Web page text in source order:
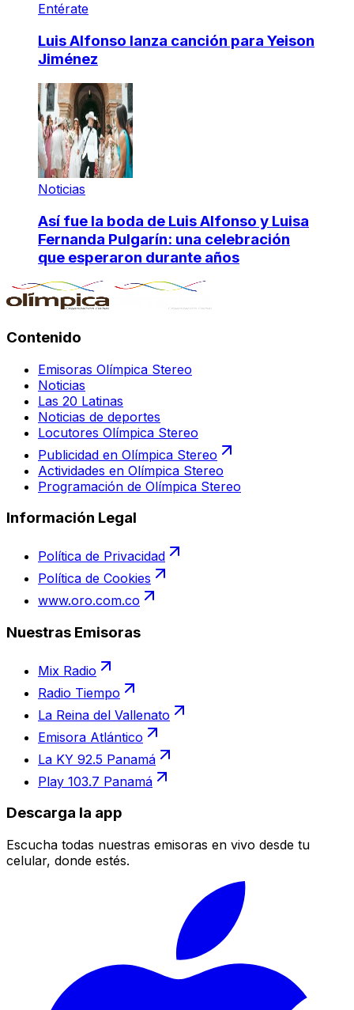
Entérate
Luis Alfonso lanza canción para Yeison
Jiménez
Noticias
Así fue la boda de Luis Alfonso y Luisa
Fernanda Pulgarín: una celebración
que esperaron durante años
Contenido
Emisoras Olímpica Stereo
Noticias
Las 20 Latinas
Noticias de deportes
Locutores Olímpica Stereo
Publicidad en Olímpica Stereo
Actividades en Olímpica Stereo
Programación de Olímpica Stereo
Información Legal
Política de Privacidad
Política de Cookies
www.oro.com.co
Nuestras Emisoras
Mix Radio
Radio Tiempo
La Reina del Vallenato
Emisora Atlántico
La KY 92.5 Panamá
Play 103.7 Panamá
Descarga la app
Escucha todas nuestras emisoras en vivo desde tu
celular, donde estés.